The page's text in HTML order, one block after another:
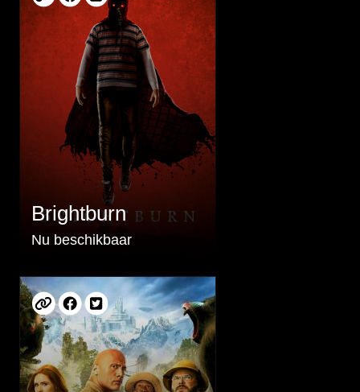
Brightburn
Nu beschikbaar